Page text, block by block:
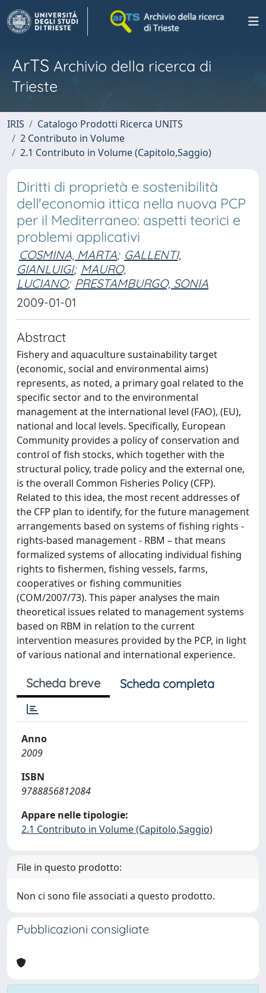
ArTS Archivio della ricerca di
Trieste
IRIS
Catalogo Prodotti Ricerca UNITS
2 Contributo in Volume
2.1 Contributo in Volume (Capitolo,Saggio)
Diritti di proprietà e sostenibilità
dell'economia ittica nella nuova PCP
per il Mediterraneo: aspetti teorici e
problemi applicativi
COSMINA, MARTA; GALLENTI,
GIANLUIGI; MAURO,
LUCIANO; PRESTAMBURGO, SONIA
2009-01-01
Abstract
Fishery and aquaculture sustainability target
(economic, social and environmental aims)
represents, as noted, a primary goal related to the
specific sector and to the environmental
management at the international level (FAO), (EU),
national and local levels. Specifically, European
Community provides a policy of conservation and
control of fish stocks, which together with the
structural policy, trade policy and the external one,
is the overall Common Fisheries Policy (CFP).
Related to this idea, the most recent addresses of
the CFP plan to identify, for the future management
arrangements based on systems of fishing rights -
rights-based management - RBM – that means
formalized systems of allocating individual fishing
rights to fishermen, fishing vessels, farms,
cooperatives or fishing communities
(COM/2007/73). This paper analyses the main
theoretical issues related to management systems
based on RBM in relation to the current
intervention measures provided by the PCP, in light
of various national and international experience.
Scheda breve Scheda completa
Anno
2009
ISBN
9788856812084
Appare nelle tipologie:
2.1 Contributo in Volume (Capitolo,Saggio)
File in questo prodotto:
Non ci sono file associati a questo prodotto.
Pubblicazioni consigliate